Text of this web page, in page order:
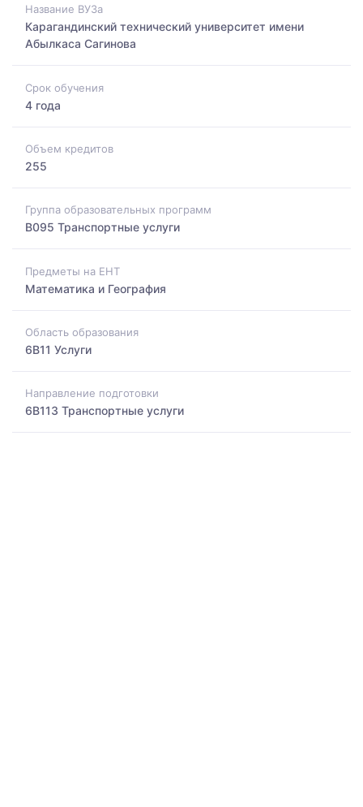
Название ВУЗа
Карагандинский технический университет имени
Абылкаса Сагинова
Срок обучения
4 года
Объем кредитов
255
Группа образовательных программ
B095 Транспортные услуги
Предметы на ЕНТ
Математика и География
Область образования
6B11 Услуги
Направление подготовки
6B113 Транспортные услуги